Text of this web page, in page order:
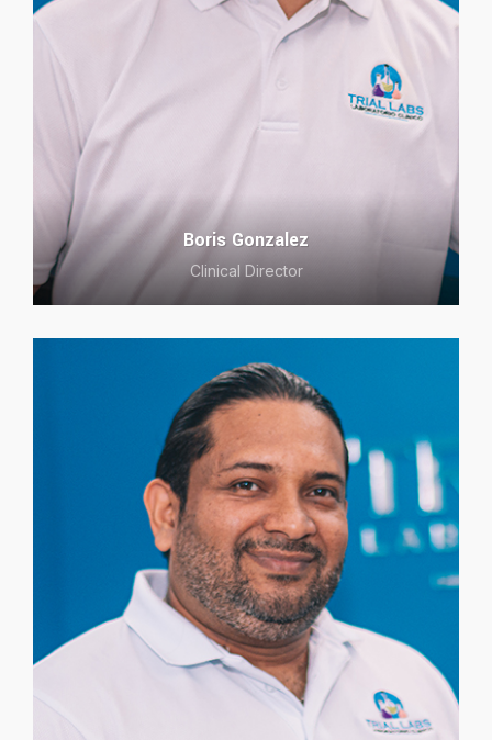
Boris Gonzalez
Clinical Director